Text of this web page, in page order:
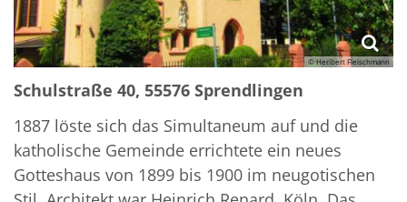
© Heribert Fleischmann
Schulstraße 40, 55576 Sprendlingen
1887 löste sich das Simultaneum auf und die
katholische Gemeinde errichtete ein neues
Gotteshaus von 1899 bis 1900 im neugotischen